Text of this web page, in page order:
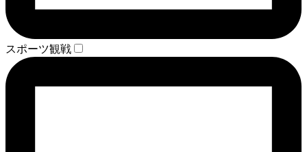
スポーツ観戦